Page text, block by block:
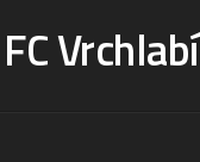
FC Vrchlabí